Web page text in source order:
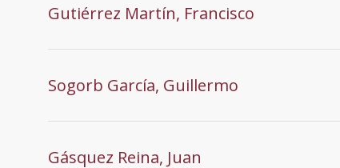
Gutiérrez Martín, Francisco
Sogorb García, Guillermo
Gásquez Reina, Juan